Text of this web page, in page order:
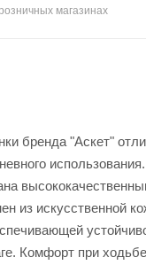
магазинах
бренда "Аскет"
из искусственной
Комфорт при